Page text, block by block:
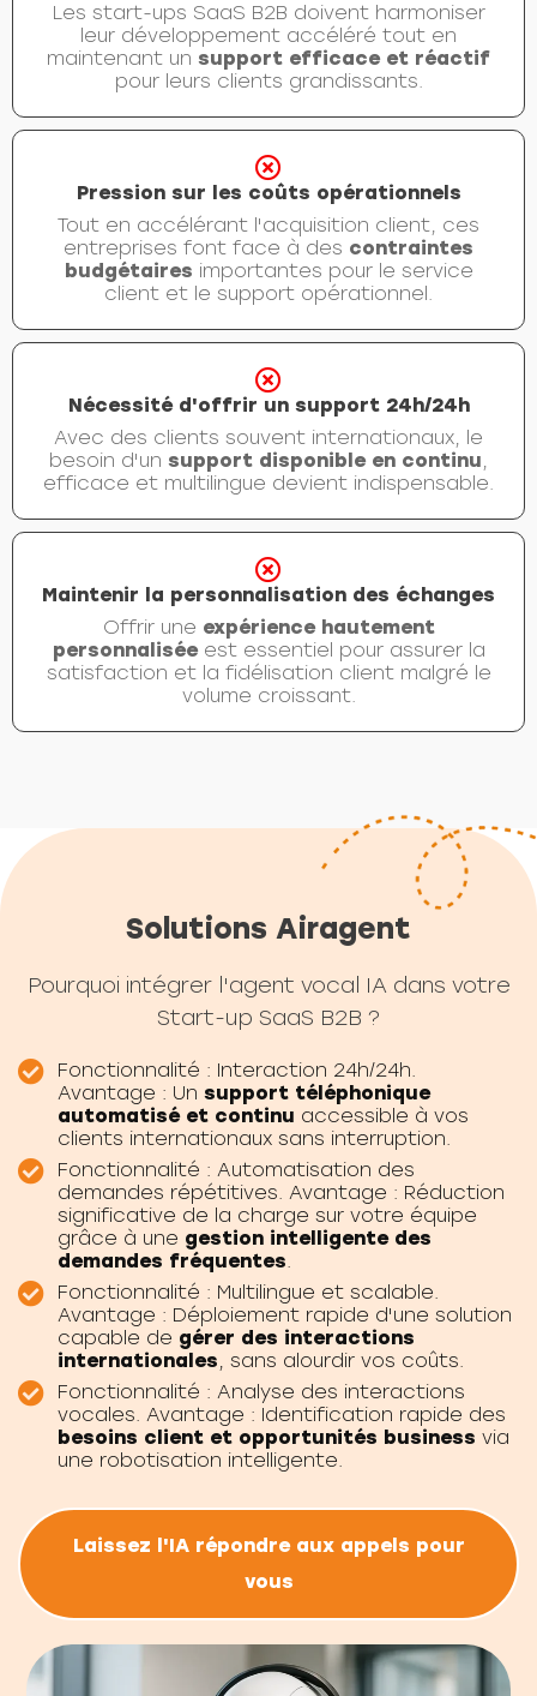
Les start-ups SaaS B2B doivent harmoniser
leur développement accéléré tout en
maintenant un support efficace et réactif
pour leurs clients grandissants.
Pression sur les coûts opérationnels
Tout en accélérant l'acquisition client, ces
entreprises font face à des contraintes
budgétaires importantes pour le service
client et le support opérationnel.
Nécessité d'offrir un support 24h/24h
Avec des clients souvent internationaux, le
besoin d'un support disponible en continu,
efficace et multilingue devient indispensable.
Maintenir la personnalisation des échanges
Offrir une expérience hautement
personnaliséeest essentiel pour assurer la
satisfaction et la fidélisation client malgré le
volume croissant.
Solutions Airagent
Pourquoi intégrer l'agent vocal IA dans votre
Start-up SaaS B2B ?
Fonctionnalité : Interaction 24h/24h.
Avantage : Un support téléphonique
automatisé et continu accessible à vos
clients internationaux sans interruption.
Fonctionnalité : Automatisation des
demandes répétitives. Avantage : Réduction
significative de la charge sur votre équipe
grâce à une gestion intelligente des
demandes fréquentes.
Fonctionnalité : Multilingue et scalable.
Avantage : Déploiement rapide d'une solution
capable de gérer des interactions
internationales, sans alourdir vos coûts.
Fonctionnalité : Analyse des interactions
vocales. Avantage : Identification rapide des
besoins client et opportunités business via
une robotisation intelligente.
Laissez l'IA répondre aux appels pour
vous